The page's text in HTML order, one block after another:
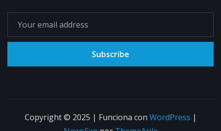
Subscribe
Copyright © 2025 | Funciona con WordPress |